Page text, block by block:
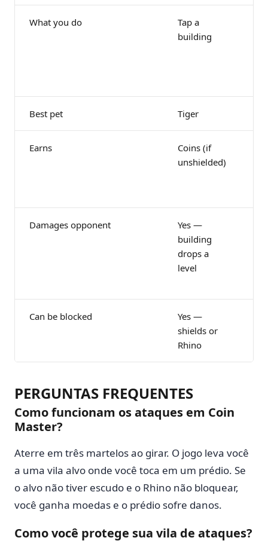
What you do
Tap a
building
Best pet Tiger
Earns
Coins (if
unshielded)
Damages opponent
Yes —
building
drops a
level
Can be blocked
Yes —
shields or
Rhino
PERGUNTAS FREQUENTES
Como funcionam os ataques em Coin
Master?
Aterre em três martelos ao girar. O jogo leva você
a uma vila alvo onde você toca em um prédio. Se
o alvo não tiver escudo e o Rhino não bloquear,
você ganha moedas e o prédio sofre danos.
Como você protege sua vila de ataques?